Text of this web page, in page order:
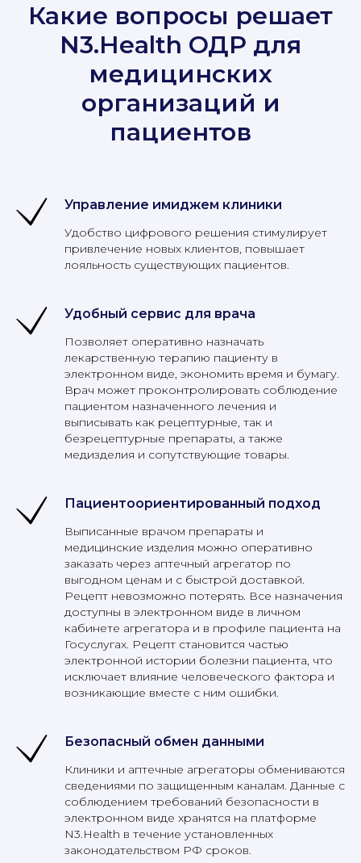
Какие вопросы решает
N3.Health ОДР для
медицинских
организаций и
пациентов
Управление имиджем клиники
Удобство цифрового решения стимулирует
привлечение новых клиентов, повышает
лояльность существующих пациентов.
Удобный сервис для врача
Позволяет оперативно назначать
лекарственную терапию пациенту в
электронном виде, экономить время и бумагу.
Врач может проконтролировать соблюдение
пациентом назначенного лечения и
выписывать как рецептурные, так и
безрецептурные препараты, а также
медизделия и сопутствующие товары.
Пациентоориентированный подход
Выписанные врачом препараты и
медицинские изделия можно оперативно
заказать через аптечный агрегатор по
выгодном ценам и с быстрой доставкой.
Рецепт невозможно потерять. Все назначения
доступны в электронном виде в личном
кабинете агрегатора и в профиле пациента на
Госуслугах. Рецепт становится частью
электронной истории болезни пациента, что
исключает влияние человеческого фактора и
возникающие вместе с ним ошибки.
Безопасный обмен данными
Клиники и аптечные агрегаторы обмениваются
сведениями по защищенным каналам. Данные с
соблюдением требований безопасности в
электронном виде хранятся на платформе
N3.Health в течение установленных
законодательством РФ сроков.